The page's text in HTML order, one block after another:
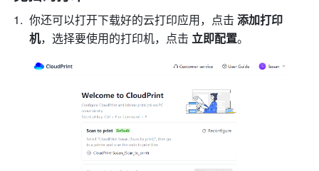
你还可以打开下载好的云打印应用，点击 添加打印
机，选择要使用的打印机，点击 立即配置。